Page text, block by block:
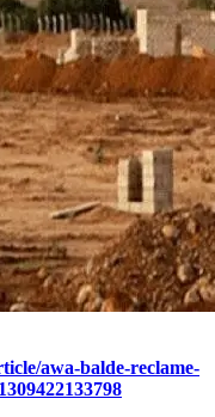
awa-balde-reclame-